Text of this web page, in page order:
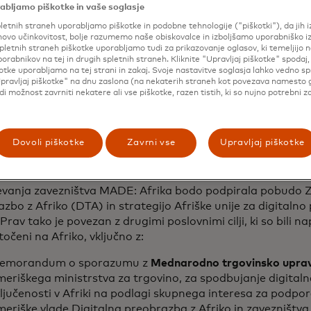
več ljudi lahko pridružilo digitalnemu gospodarstvu, je
partnerjev iz javnega in zasebnega sektorja.
prednosti partnerjev na ključnih geografskih
trajnostnega digitalnega dostopa. Partnerji bodo
usposabljanje, zaposlovanje in digitalni dostop do
storitev.
pol ducata organizacij se je ob lansiranju zavezalo k
Africa, vključno z Equity Bank, Microsoftom, Heifer
in fundacijo Syngenta. Skupina Afriške razvojne
zavezništva MADE: Afrika bodo podpirala pobudo
z Afriko (DTA) in strategijo Afriške unije za digitalno
tako je povezan z drugimi poslovnimi cilji, ki so bili
na Afriko, vključno z:
o sporazumu z Mednarodno trgovinsko
ministrstva za trgovino, za spodbujanje
v Afriki na podlagi skupnega interesa za
piškotke in vaše soglasje
straneh uporabljamo piškotke in podobne tehnologije ("piškotki"), da jih
učinkovitost, bolje razumemo naše obiskovalce in izboljšamo uporabniško
straneh piškotke uporabljamo tudi za prikazovanje oglasov, ki temeljijo
na tej in drugih spletnih straneh. Kliknite "Upravljaj piškotke" spodaj,
uporabljamo na tej strani in zakaj. Svoje nastavitve soglasja lahko vedno
piškotke" na dnu zaslona (na nekaterih straneh kot povezava namesto
možnost zavrniti nekatere ali vse piškotke, razen tistih, ki so nujno potrebni
Dovoli piškotke Zavrni vse Upravljaj piškotke